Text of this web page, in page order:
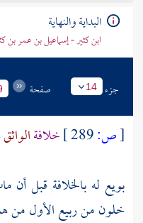
البداية والنهاية
ابن كثير - إسماعيل بن عمر بن
جزء 14 صفحة
[ص: خلافة
بويع له بالخلافة قبل أن
خلون من ربيع الأول من